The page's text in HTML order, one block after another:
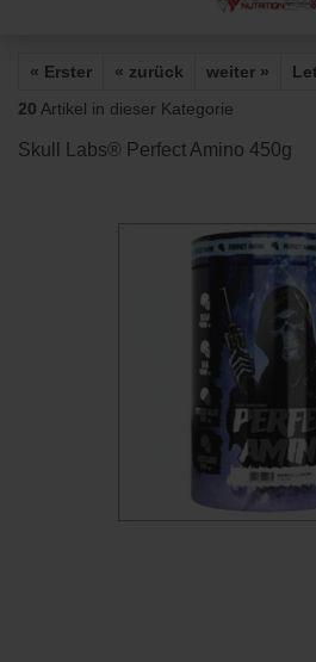
« Erster « zurück weiter »
20 Artikel in dieser Kategorie
Skull Labs® Perfect Amino 450g